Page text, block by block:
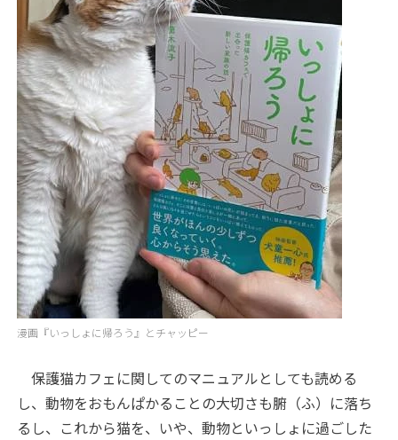
漫画『いっしょに帰ろう』とチャッピー
保護猫カフェに関してのマニュアルとしても読める
し、動物をおもんぱかることの大切さも腑（ふ）に落ち
るし、これから猫を、いや、動物といっしょに過ごした